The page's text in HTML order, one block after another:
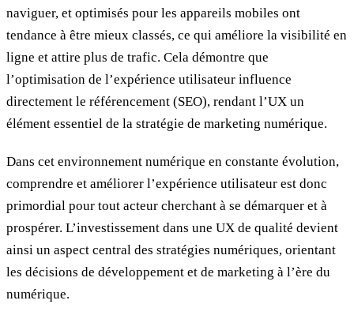
naviguer, et optimisés pour les appareils mobiles ont
tendance à être mieux classés, ce qui améliore la visibilité en
ligne et attire plus de trafic. Cela démontre que
l’optimisation de l’expérience utilisateur influence
directement le référencement (SEO), rendant l’UX un
élément essentiel de la stratégie de marketing numérique.
Dans cet environnement numérique en constante évolution,
comprendre et améliorer l’expérience utilisateur est donc
primordial pour tout acteur cherchant à se démarquer et à
prospérer. L’investissement dans une UX de qualité devient
ainsi un aspect central des stratégies numériques, orientant
les décisions de développement et de marketing à l’ère du
numérique.